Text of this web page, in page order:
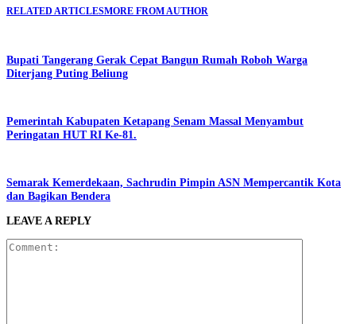
RELATED ARTICLESMORE FROM AUTHOR
Bupati Tangerang Gerak Cepat Bangun Rumah Roboh Warga
Diterjang Puting Beliung
Pemerintah Kabupaten Ketapang Senam Massal Menyambut
Peringatan HUT RI Ke-81.
Semarak Kemerdekaan, Sachrudin Pimpin ASN Mempercantik Kota
dan Bagikan Bendera
LEAVE A REPLY